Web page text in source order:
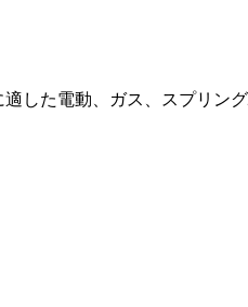
した電動、ガス、スプリン